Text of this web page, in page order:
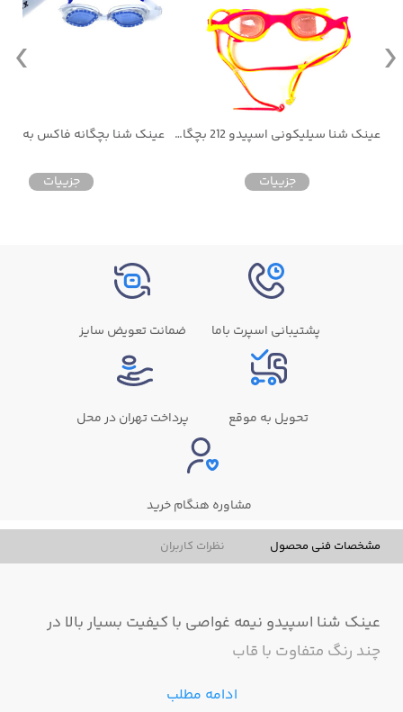
عینک شنا سیلیکونی اسپیدو 212 بچگانه طرح ماهی
جزییات جزییات
پشتیبانی اسپرت باما ضمانت تعویض سایز
تحویل به موقع پرداخت تهران در محل
مشاوره هنگام خرید
مشخصات فنی محصول نظرات کاربران
عینک شنا اسپیدو نیمه غواصی با کیفیت بسیار بالا در
چند رنگ متفاوت با قاب
ادامه مطلب